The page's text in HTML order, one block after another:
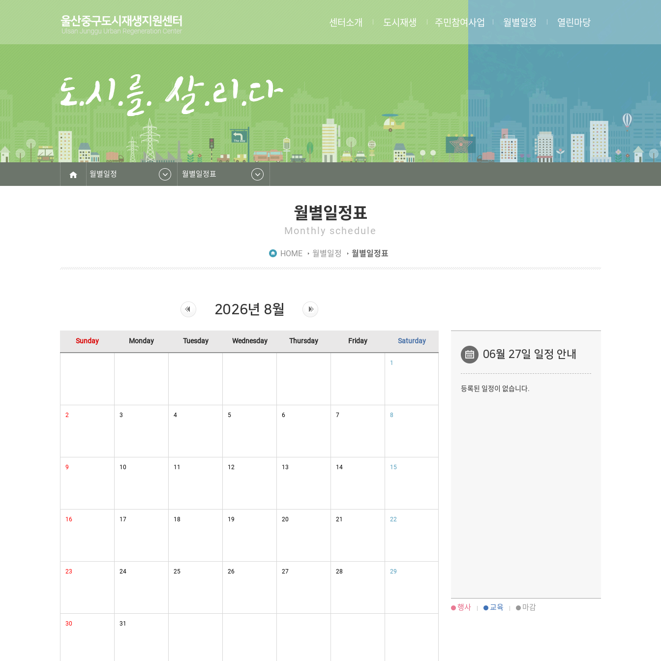
센터소개 도시재생 주민참여사업 월별일정 열린마당
월별일정 월별일정표
월별일정표
Monthly schedule
HOME 월별일정 월별일정표
2026년 8월
Sunday Monday Tuesday Wednesday Thursday Friday Saturday
1
2 3 4 5 6 7 8
9 10 11 12 13 14 15
16 17 18 19 20 21 22
23 24 25 26 27 28 29
30 31
06월 27일 일정 안내
등록된 일정이 없습니다.
행사 교육 마감